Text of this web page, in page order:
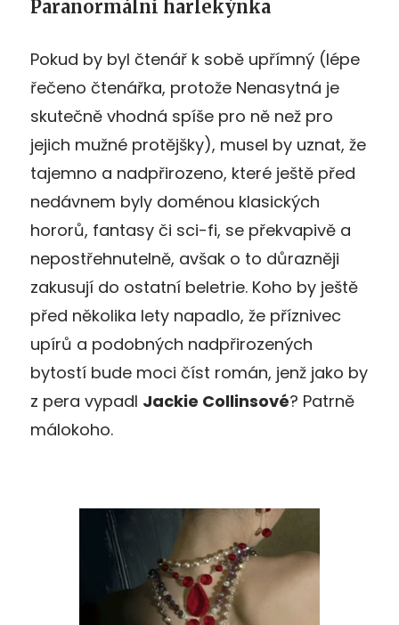
Paranormální harlekýnka
Pokud by byl čtenář k sobě upřímný (lépe
řečeno čtenářka, protože Nenasytná je
skutečně vhodná spíše pro ně než pro
jejich mužné protějšky), musel by uznat, že
tajemno a nadpřirozeno, které ještě před
nedávnem byly doménou klasických
hororů, fantasy či sci-fi, se překvapivě a
nepostřehnutelně, avšak o to důrazněji
zakusují do ostatní beletrie. Koho by ještě
před několika lety napadlo, že příznivec
upírů a podobných nadpřirozených
bytostí bude moci číst román, jenž jako by
z pera vypadl Jackie Collinsové? Patrně
málokoho.